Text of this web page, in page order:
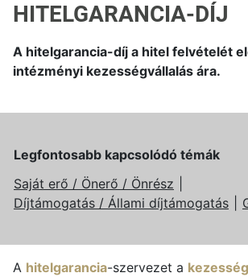
HITELGARANCIA-DÍJ
A hitelgarancia-díj a hitel felvételét
intézményi kezességvállalás ára.
Legfontosabb kapcsolódó témák
Saját erő / Önerő / Önrész
Díjtámogatás / Állami díjtámogatás
A hitelgarancia-szervezet a